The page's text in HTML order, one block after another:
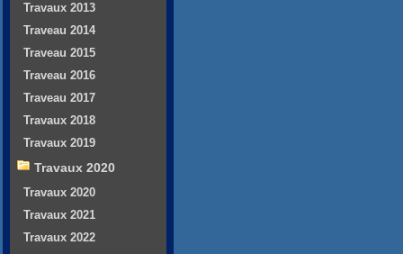
Travaux 2013
Traveau 2014
Traveau 2015
Traveau 2016
Traveau 2017
Travaux 2018
Travaux 2019
Travaux 2020
Travaux 2020
Travaux 2021
Travaux 2022